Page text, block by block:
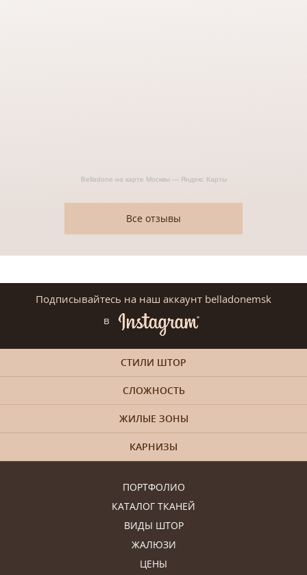
Belladone на карте Москвы — Яндекс Карты
Все отзывы
Подписывайтесь на наш аккаунт belladonemsk
в
ПОРТФОЛИО
КАТАЛОГ ТКАНЕЙ
ВИДЫ ШТОР
ЖАЛЮЗИ
ЦЕНЫ
СТИЛИ ШТОР
СЛОЖНОСТЬ
ЖИЛЫЕ ЗОНЫ
КАРНИЗЫ